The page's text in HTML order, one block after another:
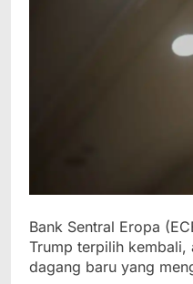
Bank Sentral Eropa
Trump terpilih kembali,
dagang baru yang